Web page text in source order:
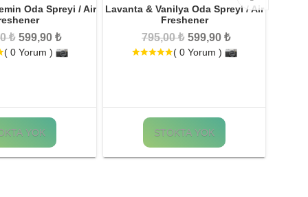
Oda Spreyi / Air
₺ 599,90 ₺
( 0 Yorum )
YOK
Lavanta & Vanilya Oda Spreyi / Air
Freshener
795,00 ₺ 599,90 ₺
( 0 Yorum )
STOKTA YOK